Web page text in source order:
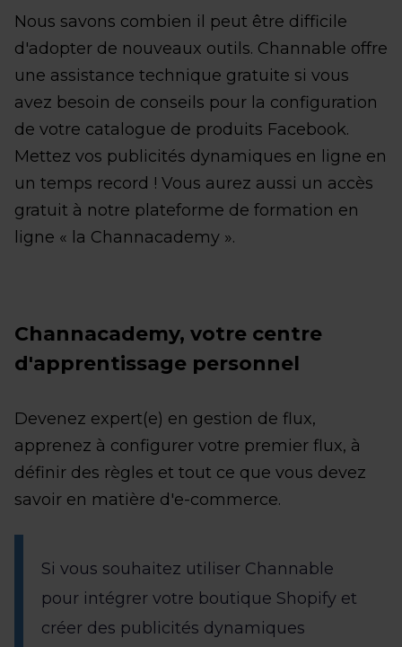
Nous savons combien il peut être difficile
d'adopter de nouveaux outils. Channable offre
une assistance technique gratuite si vous
avez besoin de conseils pour la configuration
de votre catalogue de produits Facebook.
Mettez vos publicités dynamiques en ligne en
un temps record ! Vous aurez aussi un accès
gratuit à notre plateforme de formation en
ligne « la Channacademy ».
Channacademy, votre centre
d'apprentissage personnel
Devenez expert(e) en gestion de flux,
apprenez à configurer votre premier flux, à
définir des règles et tout ce que vous devez
savoir en matière d'e-commerce.
Si vous souhaitez utiliser Channable
pour intégrer votre boutique Shopify et
créer des publicités dynamiques